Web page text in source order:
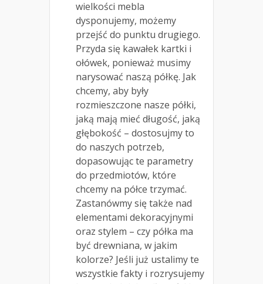
wielkości mebla
dysponujemy, możemy
przejść do punktu drugiego.
Przyda się kawałek kartki i
ołówek, ponieważ musimy
narysować naszą półkę. Jak
chcemy, aby były
rozmieszczone nasze półki,
jaką mają mieć długość, jaką
głębokość – dostosujmy to
do naszych potrzeb,
dopasowując te parametry
do przedmiotów, które
chcemy na półce trzymać.
Zastanówmy się także nad
elementami dekoracyjnymi
oraz stylem – czy półka ma
być drewniana, w jakim
kolorze? Jeśli już ustalimy te
wszystkie fakty i rozrysujemy